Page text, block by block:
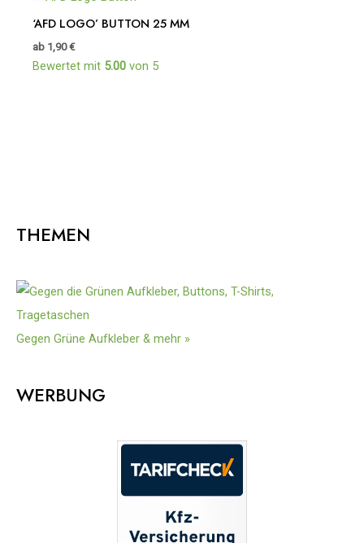
THEMEN
Gegen Grüne Aufkleber & mehr »
WERBUNG
‘AFD LOGO’ BUTTON 25 MM
ab 1,90€
Bewertet mit 5.00 von 5